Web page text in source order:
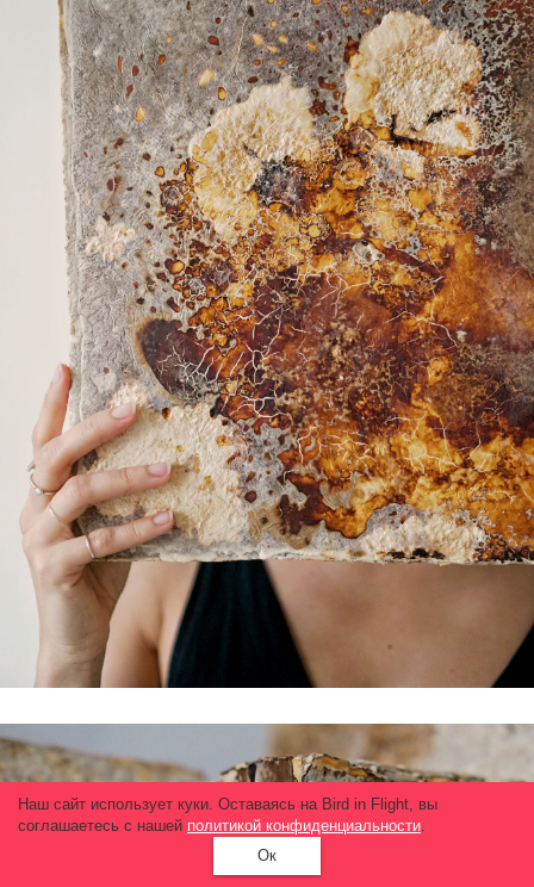
Наш сайт использует куки. Оставаясь на Bird in Flight, вы
соглашаетесь с нашей политикой конфиденциальности.
Ок